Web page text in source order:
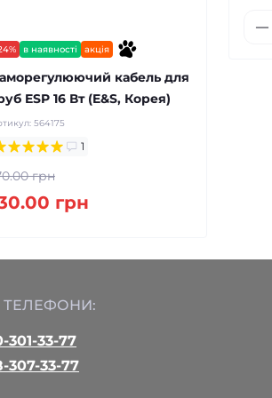
в наявності акція
кабель для
ESP 16 Вт (E&S, Корея)
564175
1
грн
грн
ТЕЛЕФОНИ:
301-33-77
307-33-77